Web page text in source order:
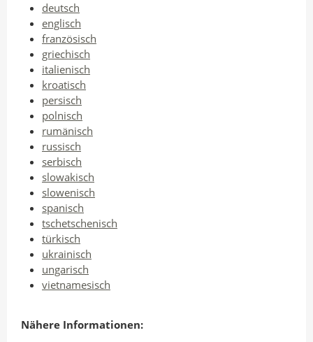
deutsch
englisch
französisch
griechisch
italienisch
kroatisch
persisch
polnisch
rumänisch
russisch
serbisch
slowakisch
slowenisch
spanisch
tschetschenisch
türkisch
ukrainisch
ungarisch
vietnamesisch
Nähere Informationen: